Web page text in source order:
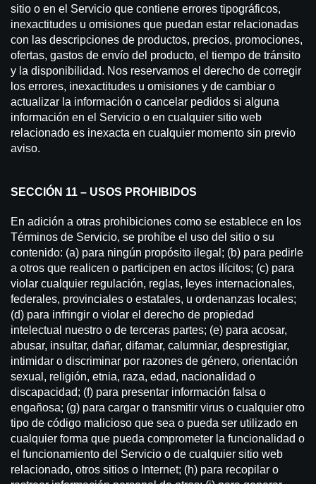
sitio o en el Servicio que contiene errores tipográficos,
inexactitudes u omisiones que puedan estar relacionadas
con las descripciones de productos, precios, promociones,
ofertas, gastos de envío del producto, el tiempo de tránsito
y la disponibilidad. Nos reservamos el derecho de corregir
los errores, inexactitudes u omisiones y de cambiar o
actualizar la información o cancelar pedidos si alguna
información en el Servicio o en cualquier sitio web
relacionado es inexacta en cualquier momento sin previo
aviso.
SECCIÓN 11 – USOS PROHIBIDOS
En adición a otras prohibiciones como se establece en los
Términos de Servicio, se prohíbe el uso del sitio o su
contenido: (a) para ningún propósito ilegal; (b) para pedirle
a otros que realicen o participen en actos ilícitos; (c) para
violar cualquier regulación, reglas, leyes internacionales,
federales, provinciales o estatales, u ordenanzas locales;
(d) para infringir o violar el derecho de propiedad
intelectual nuestro o de terceras partes; (e) para acosar,
abusar, insultar, dañar, difamar, calumniar, desprestigiar,
intimidar o discriminar por razones de género, orientación
sexual, religión, etnia, raza, edad, nacionalidad o
discapacidad; (f) para presentar información falsa o
engañosa; (g) para cargar o transmitir virus o cualquier otro
tipo de código malicioso que sea o pueda ser utilizado en
cualquier forma que pueda comprometer la funcionalidad o
el funcionamiento del Servicio o de cualquier sitio web
relacionado, otros sitios o Internet; (h) para recopilar o